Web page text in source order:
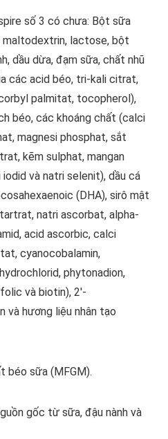
số 3 có chưa: Bột sữa
lactose, bột
dầu dừa, đạm sữa, chất nhũ
các acid béo, tri-kali citrat,
palmitat, tocopherol),
béo, các khoáng chất (calci
magnesi phosphat, sắt
kẽm sulphat, mangan
và natri selenit), dầu cá
(DHA), sirô mật
natri ascorbat, alpha-
acid ascorbic, calci
cyanocobalamin,
phytonadion,
và biotin), 2'-
hương liệu nhân tạo
béo sữa (MFGM).
gốc từ sữa, đậu nành và